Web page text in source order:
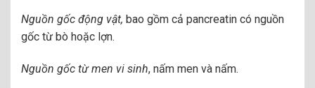
Nguồn gốc động vật, bao gồm cả pancreatin có nguồn
gốc từ bò hoặc lợn.
Nguồn gốc từ men vi sinh, nấm men và nấm.